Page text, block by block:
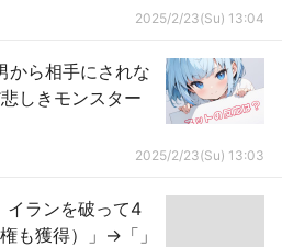
2025/2/23(Su) 13:04
から相手にされな
しきモンスター
2025/2/23(Su) 13:03
イランを破って4
も獲得）」→「」